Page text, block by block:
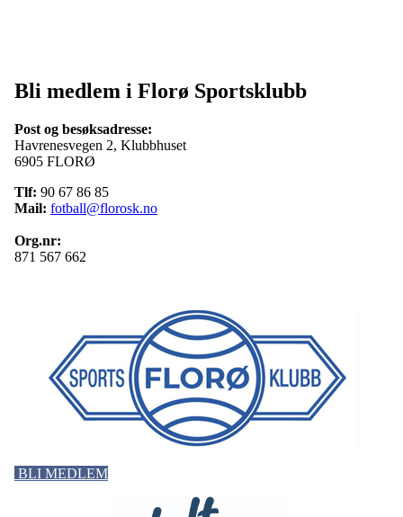
Bli medlem i Florø Sportsklubb
Post og besøksadresse:
Havrenesvegen 2, Klubbhuset
6905 FLORØ
Tlf: 90 67 86 85
Mail: fotball@florosk.no
Org.nr:
871 567 662
BLI MEDLEM